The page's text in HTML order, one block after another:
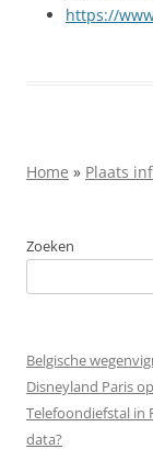
https://
Home » Plaats
Zoeken
Belgische
Disneyland Paris
Telefoondiefstal in
data?